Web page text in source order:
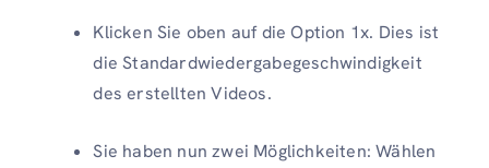
Klicken Sie oben auf die Option 1x. Dies ist
die Standardwiedergabegeschwindigkeit
des erstellten Videos.
Sie haben nun zwei Möglichkeiten: Wählen